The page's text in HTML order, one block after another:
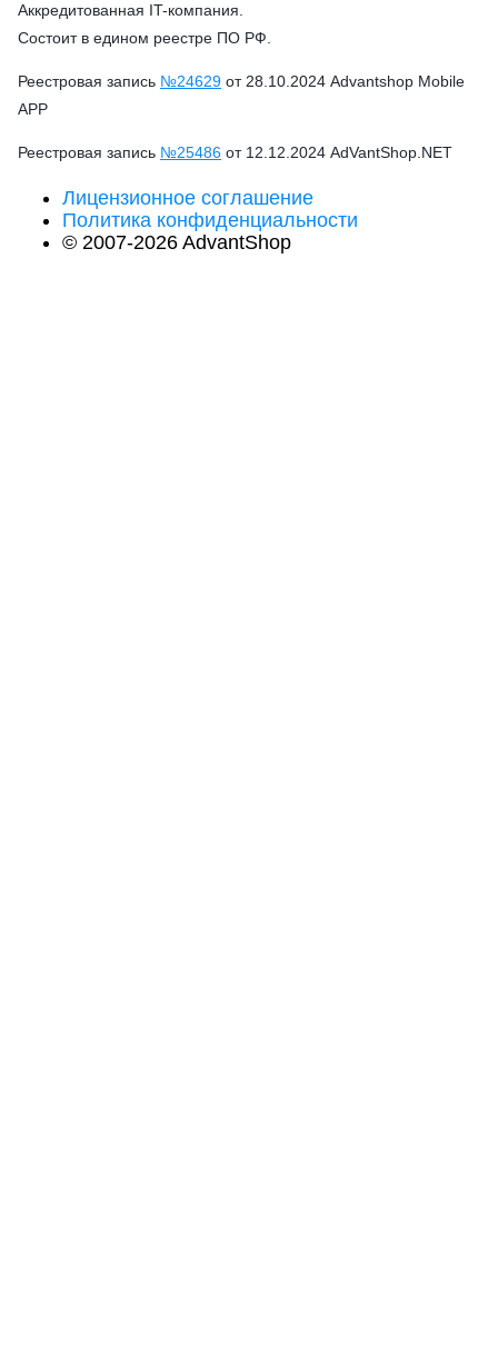
Аккредитованная IT-компания.
Состоит в едином реестре ПО РФ.
Реестровая запись №24629 от 28.10.2024 Advantshop Mobile
APP
Реестровая запись №25486 от 12.12.2024 AdVantShop.NET
Лицензионное соглашение
Политика конфиденциальности
© 2007-2026 AdvantShop